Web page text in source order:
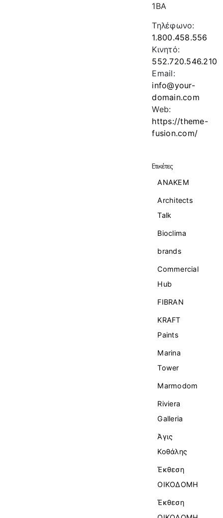
1BA
Τηλέφωνο:
1.800.458.556
Κινητό:
552.720.546.210
Email:
info@your-
domain.com
Web:
https://theme-
fusion.com/
Ετικέτες
ANAKEM
Architects
Talk
Bioclima
brands
Commercial
Ηub
FIBRAN
KRAFT
Paints
Marina
Tower
Marmodom
Riviera
Galleria
Άγις
Κοθάλης
Έκθεση
ΟΙΚΟΔΟΜΗ
Έκθεση